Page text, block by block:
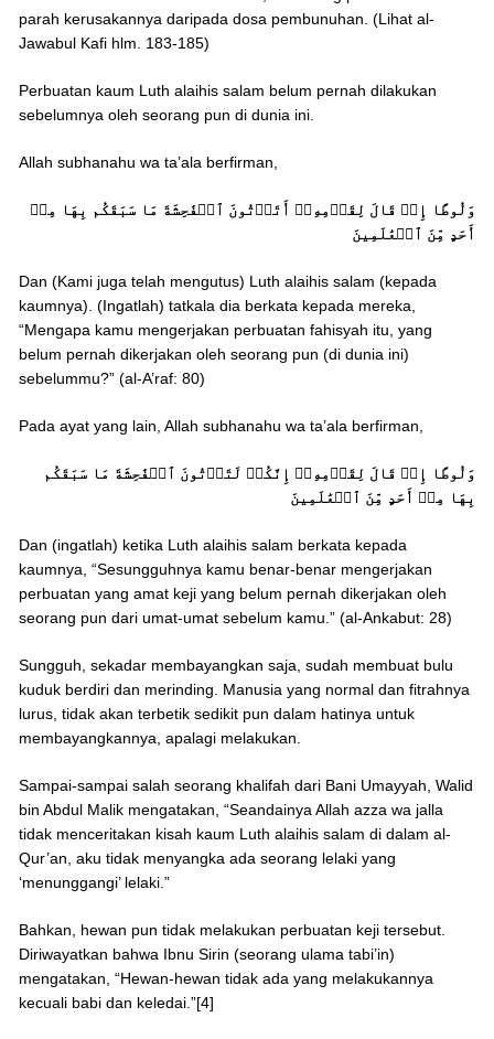
parah kerusakannya daripada dosa pembunuhan. (Lihat al-
Jawabul Kafi hlm. 183-185)
Perbuatan kaum Luth alaihis salam belum pernah dilakukan
sebelumnya oleh seorang pun di dunia ini.
Allah subhanahu wa ta’ala berfirman,
وَلُوطًا إِذۡ قَالَ لِقَوۡمِهِۦٓ أَتَأۡتُونَ ٱلۡفَٰحِشَةَ مَا سَبَقَكُم بِهَا مِنۡ
أَحَدٍ مِّنَ ٱلۡعَٰلَمِينَ
Dan (Kami juga telah mengutus) Luth alaihis salam (kepada
kaumnya). (Ingatlah) tatkala dia berkata kepada mereka,
“Mengapa kamu mengerjakan perbuatan fahisyah itu, yang
belum pernah dikerjakan oleh seorang pun (di dunia ini)
sebelummu?” (al-A’raf: 80)
Pada ayat yang lain, Allah subhanahu wa ta’ala berfirman,
وَلُوطًا إِذۡ قَالَ لِقَوۡمِهِۦٓ إِنَّكُمۡ لَتَأۡتُونَ ٱلۡفَٰحِشَةَ مَا سَبَقَكُم
بِهَا مِنۡ أَحَدٍ مِّنَ ٱلۡعَٰلَمِينَ
Dan (ingatlah) ketika Luth alaihis salam berkata kepada
kaumnya, “Sesungguhnya kamu benar-benar mengerjakan
perbuatan yang amat keji yang belum pernah dikerjakan oleh
seorang pun dari umat-umat sebelum kamu.” (al-Ankabut: 28)
Sungguh, sekadar membayangkan saja, sudah membuat bulu
kuduk berdiri dan merinding. Manusia yang normal dan fitrahnya
lurus, tidak akan terbetik sedikit pun dalam hatinya untuk
membayangkannya, apalagi melakukan.
Sampai-sampai salah seorang khalifah dari Bani Umayyah, Walid
bin Abdul Malik mengatakan, “Seandainya Allah azza wa jalla
tidak menceritakan kisah kaum Luth alaihis salam di dalam al-
Qur’an, aku tidak menyangka ada seorang lelaki yang
‘menunggangi’ lelaki.”
Bahkan, hewan pun tidak melakukan perbuatan keji tersebut.
Diriwayatkan bahwa Ibnu Sirin (seorang ulama tabi’in)
mengatakan, “Hewan-hewan tidak ada yang melakukannya
kecuali babi dan keledai.”[4]